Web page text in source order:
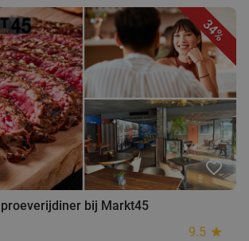
34%
favorite_border
bij Markt45
9.5 star